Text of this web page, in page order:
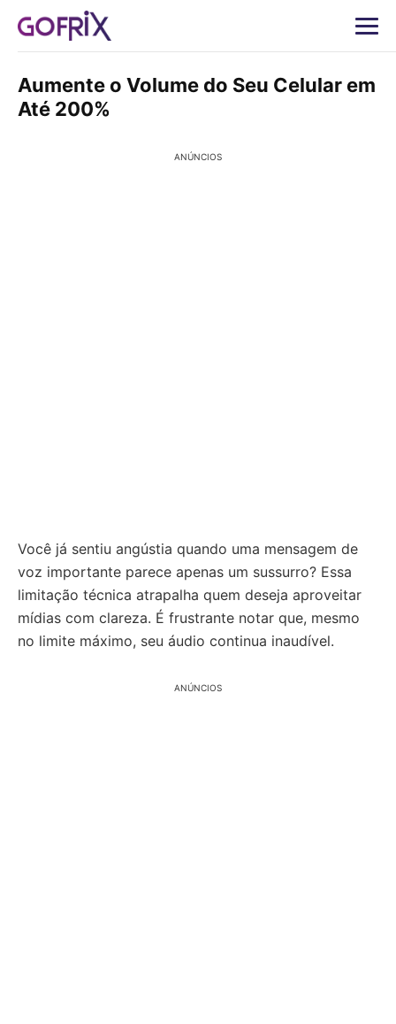
Aumente o Volume do Seu Celular em
Até 200%
ANÚNCIOS
Você já sentiu angústia quando uma mensagem de
voz importante parece apenas um sussurro? Essa
limitação técnica atrapalha quem deseja aproveitar
mídias com clareza. É frustrante notar que, mesmo
no limite máximo, seu áudio continua inaudível.
ANÚNCIOS